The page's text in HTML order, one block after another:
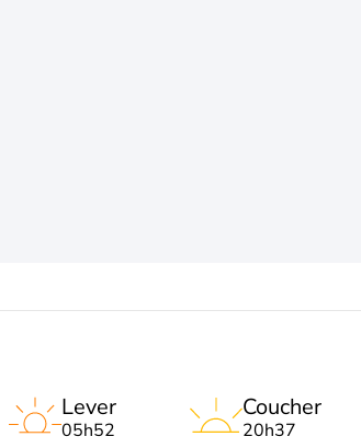
Lever
05h52
Coucher
20h37